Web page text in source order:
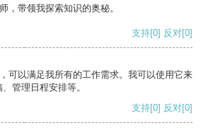
，带领我探索知识的奥秘。
支持[0] 反对[0]
可以满足我所有的工作需求。我可以使用它来
管理日程安排等。
支持[0] 反对[0]